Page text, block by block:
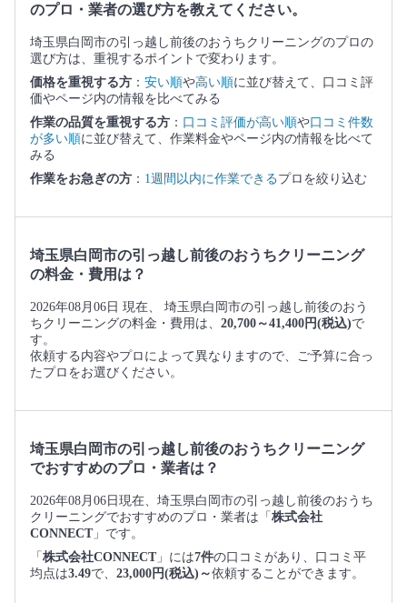
のプロ・業者の選び方を教えてください。
埼玉県白岡市の引っ越し前後のおうちクリーニングのプロの
選び方は、重視するポイントで変わります。
価格を重視する方 ： 安い順や高い順に並び替えて、口コミ評
価やページ内の情報を比べてみる
作業の品質を重視する方 ： 口コミ評価が高い順や口コミ件数
が多い順に並び替えて、作業料金やページ内の情報を比べて
みる
作業をお急ぎの方 ： 1週間以内に作業できるプロを絞り込む
埼玉県白岡市の引っ越し前後のおうちクリーニング
の料金・費用は？
2026年08月06日 現在、 埼玉県白岡市の引っ越し前後のおう
ちクリーニングの料金・費用は、 20,700～41,400円(税込)で
す。
依頼する内容やプロによって異なりますので、ご予算に合っ
たプロをお選びください。
埼玉県白岡市の引っ越し前後のおうちクリーニング
でおすすめのプロ・業者は？
2026年08月06日現在、埼玉県白岡市の引っ越し前後のおうち
クリーニングでおすすめのプロ・業者は「 株式会社
CONNECT」です。
「 株式会社CONNECT」には7件の口コミがあり、口コミ平
均点は3.49で、 23,000円(税込)～依頼することができます。